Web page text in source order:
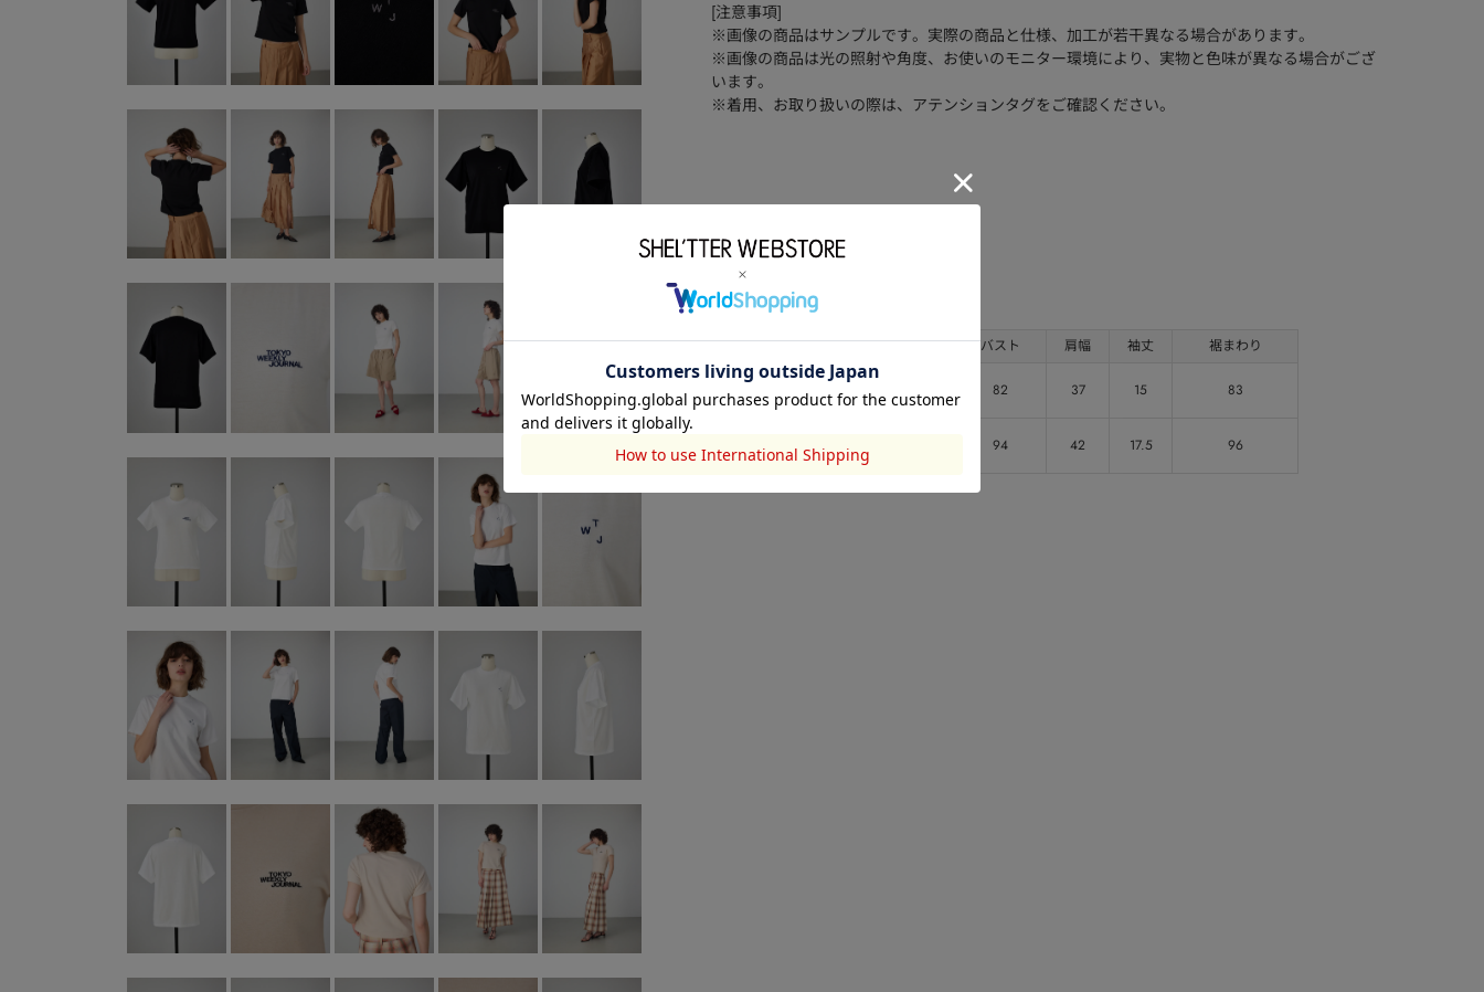
[注意事項]
※画像の商品はサンプルです。実際の商品と仕様、加工が若干異なる場合があります。
※画像の商品は光の照射や角度、お使いのモニター環境により、実物と色味が異なる場合がござ
います。
※着用、お取り扱いの際は、アテンションタグをご確認ください。
素材
コットン:100
洗濯表示
サイズ
サイズ 総丈 バスト 肩幅 袖丈 裾まわり
S 52 82 37 15 83
94 42 17.5 96